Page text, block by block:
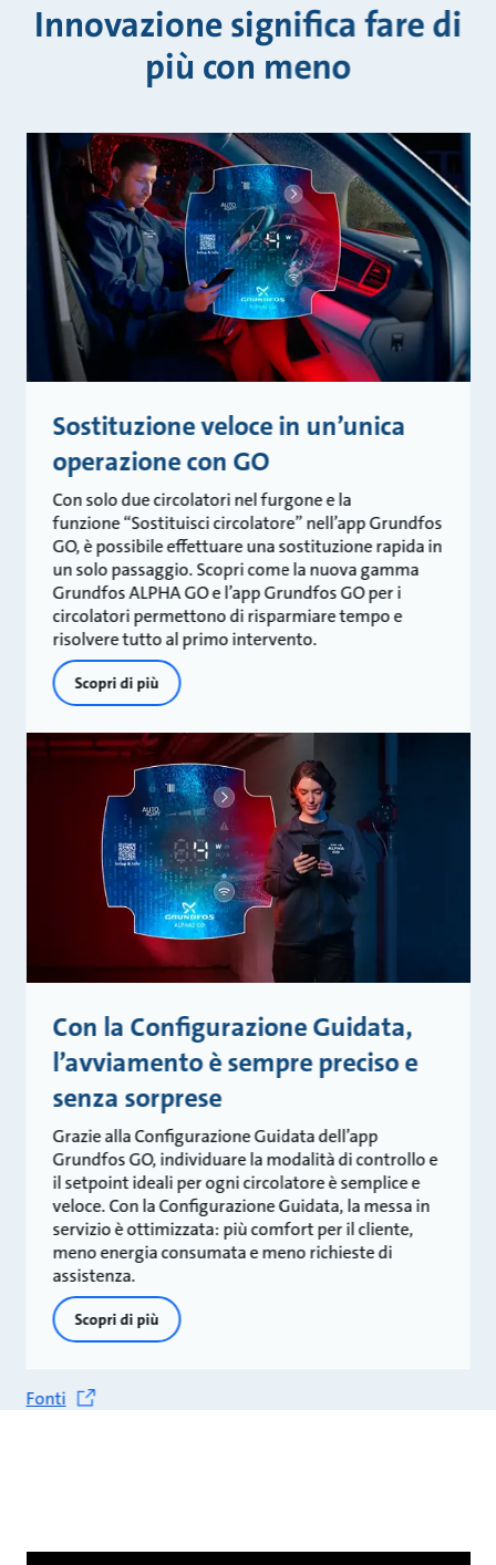
Innovazione significa fare di
più con meno
Sostituzione veloce in un’unica
operazione con GO
Con solo due circolatori nel furgone e la
funzione “Sostituisci circolatore” nell’app Grundfos
GO, è possibile effettuare una sostituzione rapida in
un solo passaggio. Scopri come la nuova gamma
Grundfos ALPHA GO e l’app Grundfos GO per i
circolatori permettono di risparmiare tempo e
risolvere tutto al primo intervento.
Scopri di più
Con la Configurazione Guidata,
l’avviamento è sempre preciso e
senza sorprese
Grazie alla Configurazione Guidata dell’app
Grundfos GO, individuare la modalità di controllo e
il setpoint ideali per ogni circolatore è semplice e
veloce. Con la Configurazione Guidata, la messa in
servizio è ottimizzata: più comfort per il cliente,
meno energia consumata e meno richieste di
assistenza.
Scopri di più
Fonti